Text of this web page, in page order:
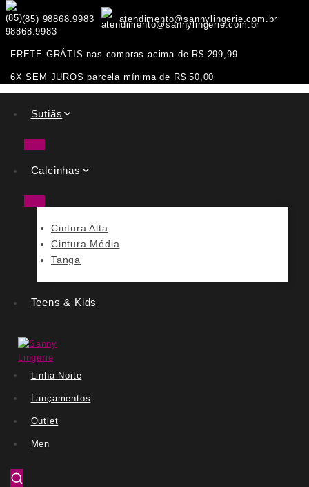
(85) 98868.9983 atendimento@sannylingerie.com.br
FRETE GRÁTIS nas compras acima de R$ 299,99
6X SEM JUROS parcela mínima de R$ 50,00
Sutiãs
Calcinhas
Cintura Alta
Cintura Média
Tanga
Teens & Kids
Linha Noite
Lançamentos
Outlet
Men